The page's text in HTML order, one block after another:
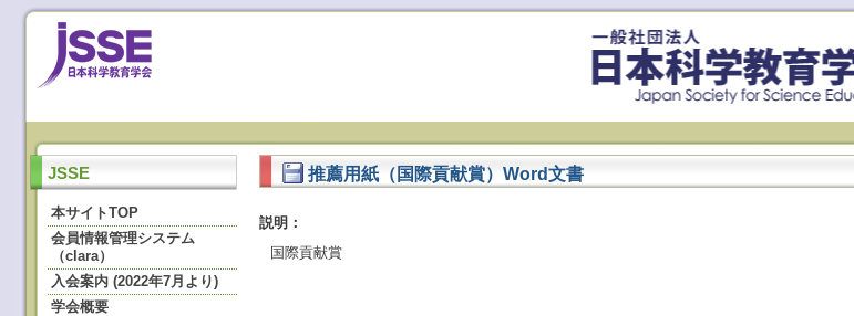
JSSE
本サイトTOP
会員情報管理システム
（clara）
入会案内 (2022年7月より)
学会概要
推薦用紙（国際貢献賞）Word文書
説明：
国際貢献賞